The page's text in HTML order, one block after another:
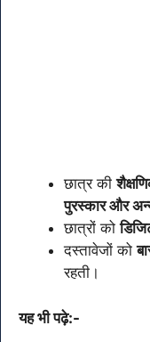
छात्र की
पुरस्कार और
छात्रों को
दस्तावेजों को
रहती।
यह भी पढ़े:-